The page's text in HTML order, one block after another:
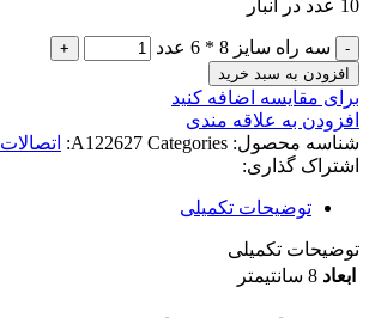
10 عدد در انبار
سه راه سایز 8 * 6 عدد
افزودن به سبد خرید
برای مقایسه اضافه کنید
افزودن به علاقه مندی
شناسه محصول:
A122627 Categories: اتصالات
اشتراک گذاری:
توضیحات تکمیلی
توضیحات تکمیلی
ابعاد 8 سانتیمتر